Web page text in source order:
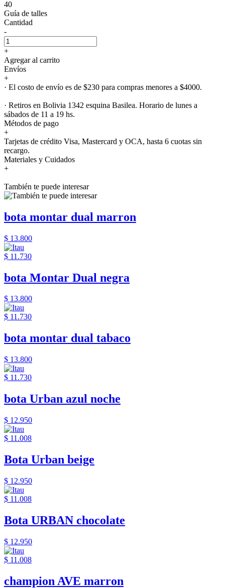
40
Guía de talles
Cantidad
-
+
Agregar al carrito
Envíos
+
· El costo de envío es de $230 para compras menores a $4000.
· Retiros en Bolivia 1342 esquina Basilea. Horario de lunes a
sábados de 11 a 19 hs.
Métodos de pago
+
Tarjetas de crédito Visa, Mastercard y OCA, hasta 6 cuotas sin
recargo.
Materiales y Cuidados
+
También te puede interesar
bota montar dual marron
$ 13.800
$ 11.730
bota Montar Dual negra
$ 13.800
$ 11.730
bota montar dual tabaco
$ 13.800
$ 11.730
bota Urban azul noche
$ 12.950
$ 11.008
Bota Urban beige
$ 12.950
$ 11.008
Bota URBAN chocolate
$ 12.950
$ 11.008
champion AVE marron